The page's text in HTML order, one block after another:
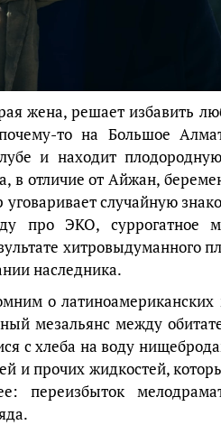
жена, решает избавить
то на Большое
и находит
отличие от Айжан,
уговаривает случайную
про ЭКО, суррогатное
хитровыдуманного
наследника.
о
мезальянс между
с хлеба на воду
и прочих жидкостей,
переизбыток